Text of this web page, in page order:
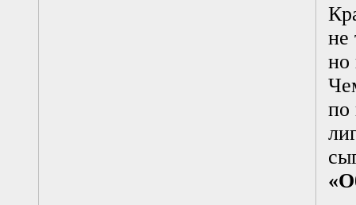
не
но
по